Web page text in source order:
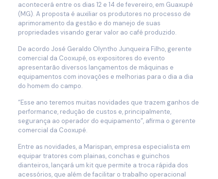
acontecerá entre os dias 12 e 14 de fevereiro, em Guaxupé
(MG). A proposta é auxiliar os produtores no processo de
aprimoramento da gestão e do manejo de suas
propriedades visando gerar valor ao café produzido.
De acordo José Geraldo Olyntho Junqueira Filho, gerente
comercial da Cooxupé, os expositores do evento
apresentarão diversos lançamentos de máquinas e
equipamentos com inovações e melhorias para o dia a dia
do homem do campo.
“Esse ano teremos muitas novidades que trazem ganhos de
performance, redução de custos e, principalmente,
segurança ao operador do equipamento”, afirma o gerente
comercial da Cooxupé.
Entre as novidades, a Marispan, empresa especialista em
equipar tratores com plainas, conchas e guinchos
dianteiros, lançará um kit que permite a troca rápida dos
acessórios, que além de facilitar o trabalho operacional